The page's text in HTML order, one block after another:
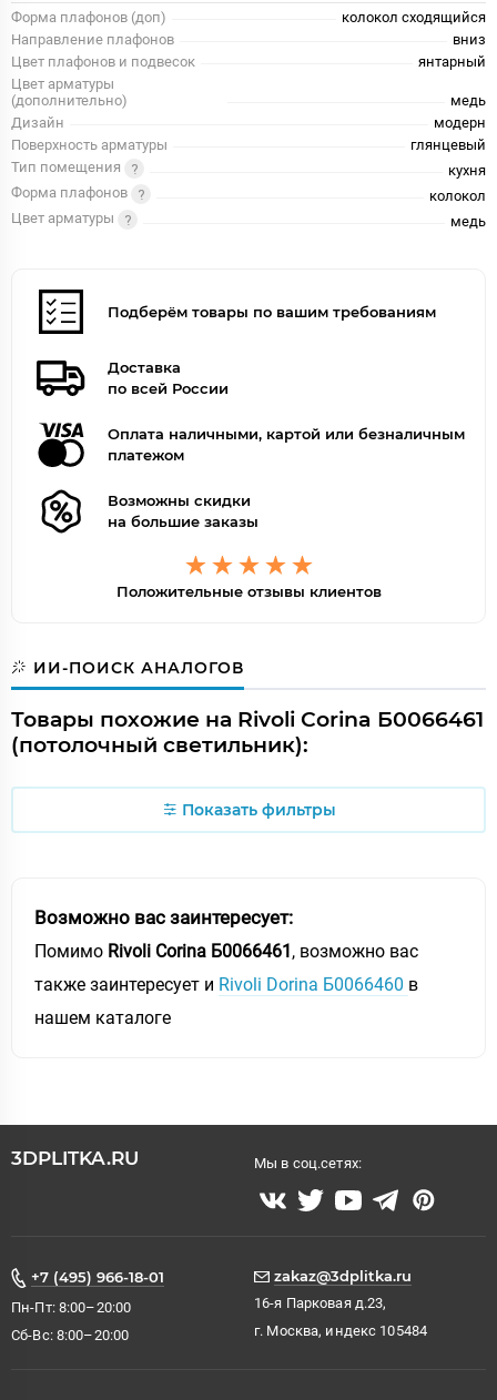
Форма плафонов (доп)
колокол сходящийся
Направление плафонов
вниз
Цвет плафонов и подвесок
янтарный
Цвет арматуры
(дополнительно)
медь
Дизайн
модерн
Поверхность арматуры
глянцевый
Тип помещения
кухня
Форма плафонов
колокол
Цвет арматуры
медь
Подберём товары по вашим требованиям
Доставка
по всей России
Оплата наличными, картой или безналичным
платежом
Возможны скидки
на большие заказы
Положительные отзывы клиентов
ИИ-ПОИСК АНАЛОГОВ
Товары похожие на Rivoli Corina Б0066461
(потолочный светильник):
Показать фильтры
Возможно вас заинтересует:
Помимо Rivoli Corina Б0066461, возможно вас
также заинтересует и Rivoli Dorina Б0066460 в
нашем каталоге
3DPLITKA.RU Мы в соц.сетях:
+7 (495) 966-18-01
Пн-Пт: 8:00–20:00
Сб-Вс: 8:00–20:00
zakaz@3dplitka.ru
16-я Парковая д.23,
г. Москва, индекс 105484